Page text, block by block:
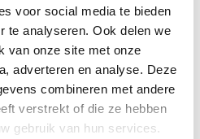
voor social media te bieden
te analyseren. Ook delen we
van onze site met onze
adverteren en analyse. Deze
combineren met andere
verstrekt of die ze hebben
gebruik van hun services.